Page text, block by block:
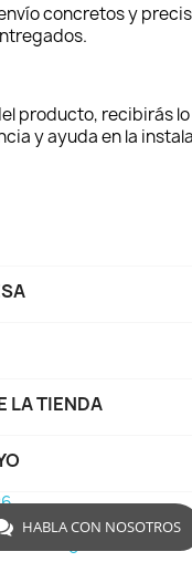
concretos y
producto, recibirás
y ayuda en la
LA TIENDA
-
HABLA CON NOSOTROS